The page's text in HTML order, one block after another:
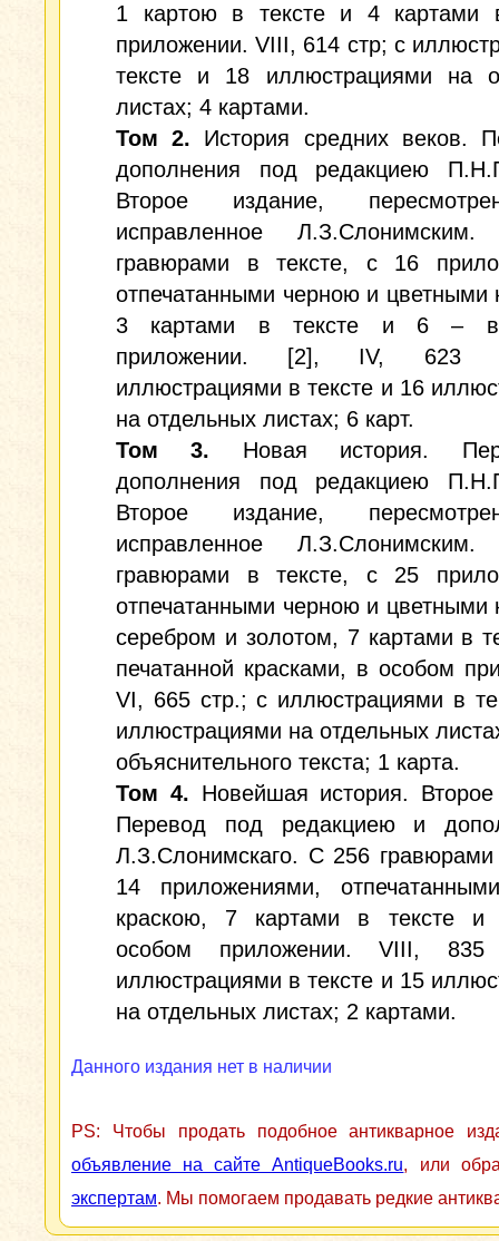
1 картою в тексте и 4 картами
приложении. VIII, 614 стр; с
тексте и 18 иллюстрациями на
листах; 4 картами.
Том 2. История средних веков.
дополнения под редакциею
Второе издание,
исправленное
гравюрами в тексте, с 16
отпечатанными черною и цветными
3 картами в тексте и 6 – в
приложении. [2], IV, 623
иллюстрациями в тексте и 16
на отдельных листах; 6 карт.
Том 3. Новая история.
дополнения под редакциею
Второе издание,
исправленное
гравюрами в тексте, с 25
отпечатанными черною и цветными
серебром и золотом, 7 картами в
печатанной красками, в особом
VI, 665 cтр.; с иллюстрациями в
иллюстрациями на отдельных
объяснительного текста; 1 карта.
Том 4. Новейшая история.
Перевод под редакциею и
Л.З.Слонимскаго. С 256 гравюрами
14 приложениями,
краскою, 7 картами в тексте
особом приложении. VIII,
иллюстрациями в тексте и 15
на отдельных листах; 2 картами.
Данного издания нет в наличии
PS: Чтобы продать подобное антикварное
объявление на сайте AntiqueBooks.ru, или
экспертам. Мы помогаем продавать редкие